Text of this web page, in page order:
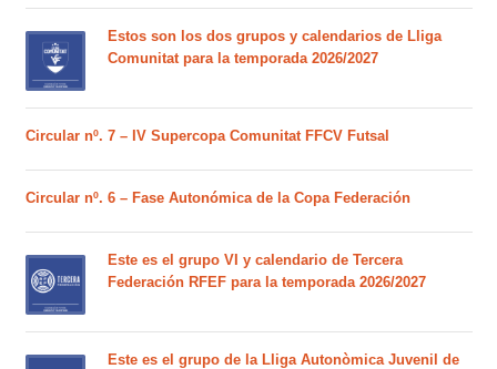
Estos son los dos grupos y calendarios de Lliga
Comunitat para la temporada 2026/2027
Circular nº. 7 – IV Supercopa Comunitat FFCV Futsal
Circular nº. 6 – Fase Autonómica de la Copa Federación
Este es el grupo VI y calendario de Tercera
Federación RFEF para la temporada 2026/2027
Este es el grupo de la Lliga Autonòmica Juvenil de